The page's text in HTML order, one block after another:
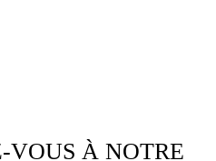
VOUS À NOTRE